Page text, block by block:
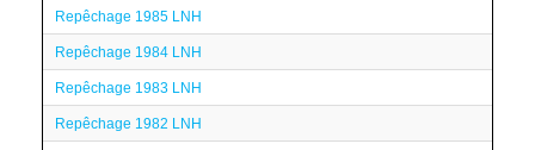
Repêchage 1985 LNH
Repêchage 1984 LNH
Repêchage 1983 LNH
Repêchage 1982 LNH